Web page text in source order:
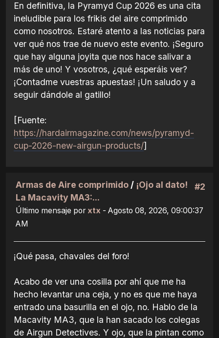
En definitiva, la Pyramyd Cup 2026 es una cita
ineludible para los frikis del aire comprimido
como nosotros. Estaré atento a las noticias para
ver qué nos trae de nuevo este evento. ¡Seguro
que hay alguna joyita que nos hace salivar a
más de uno! Y vosotros, ¿qué esperáis ver?
¡Contadme vuestras apuestas! ¡Un saludo y a
seguir dándole al gatillo!
[Fuente:
https://hardairmagazine.com/news/pyramyd-
cup-2026-new-airgun-products/]
#2
Armas de Aire comprimido / ¡Ojo al dato!
La Macavity MA3:...
Último mensaje por xtx - Agosto 08, 2026, 09:00:37
AM
¡Qué pasa, chavales del foro!
Acabo de ver una cosilla por ahí que me ha
hecho levantar una ceja, y no es que me haya
entrado una basurilla en el ojo, no. Hablo de la
Macavity MA3, que la han sacado los colegas
de Airgun Detectives. Y ojo, que la pintan como